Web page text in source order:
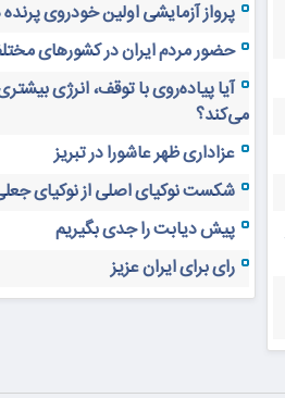
پرواز آزمایشی اولین خودروی
حضور مردم ایران در کشورهای
آیا پیاده‌روی با توقف، انرژی
می‌کند؟
عزاداری ظهر عاشورا در تبریز
شکست نوکیای اصلی از نوکیای
پیش دیابت را جدی بگیریم
رای برای ایران عزیز